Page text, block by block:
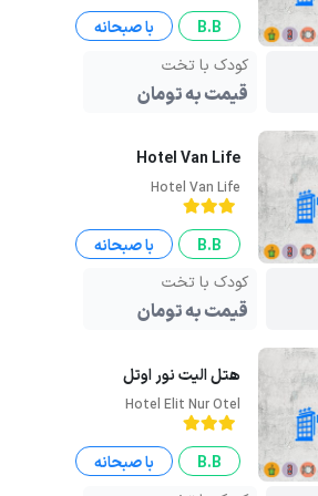
B.B
با صبحانه
کودک با تخت
قیمت به تومان
Hotel Van Life
Hotel Van Life
B.B
با صبحانه
کودک با تخت
قیمت به تومان
هتل الیت نور اوتل
Hotel Elit Nur Otel
B.B
با صبحانه